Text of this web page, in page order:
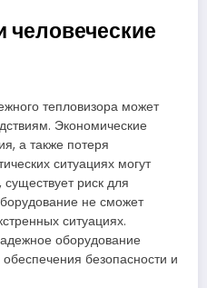
человеческие
тепловизора может
Экономические
а также потеря
ситуациях могут
риск для
не сможет
ситуациях.
оборудование
безопасности и